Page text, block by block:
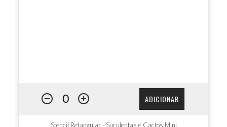
ADICIONAR
Stencil Retangular - Suculentas e Cactos Mini